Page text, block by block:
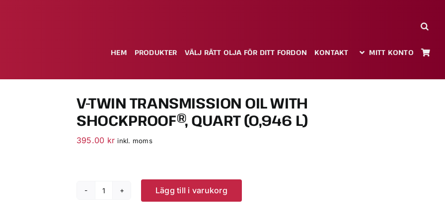
HEM PRODUKTER VÄLJ RÄTT OLJA FÖR DITT FORDON KONTAKT MITT KONTO
V-TWIN TRANSMISSION OIL WITH
SHOCKPROOF®, QUART (0,946 L)
395.00 kr inkl. moms
V-
Lägg till i varukorg